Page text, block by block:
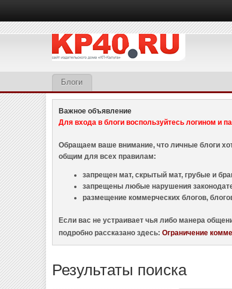
Блоги
Важное объявление
Для входа в блоги воспользуйтесь логином и
Обращаем ваше внимание, что личные блоги
общим для всех правилам:
запрещен мат, скрытый мат, грубые и
запрещены любые нарушения
размещение коммерческих блогов,
Если вас не устраивает чья либо манера
подробно рассказано здесь:Ограничение
Результаты поиска